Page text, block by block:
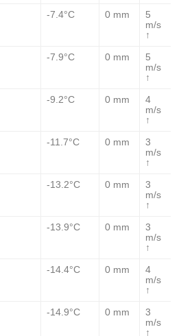
-7.4°C 0 mm
5
m/s
↑
-7.9°C 0 mm
5
m/s
↑
-9.2°C 0 mm
4
m/s
↑
-11.7°C 0 mm
3
m/s
↑
-13.2°C 0 mm
3
m/s
↑
-13.9°C 0 mm
3
m/s
↑
-14.4°C 0 mm
4
m/s
↑
-14.9°C 0 mm
3
m/s
↑